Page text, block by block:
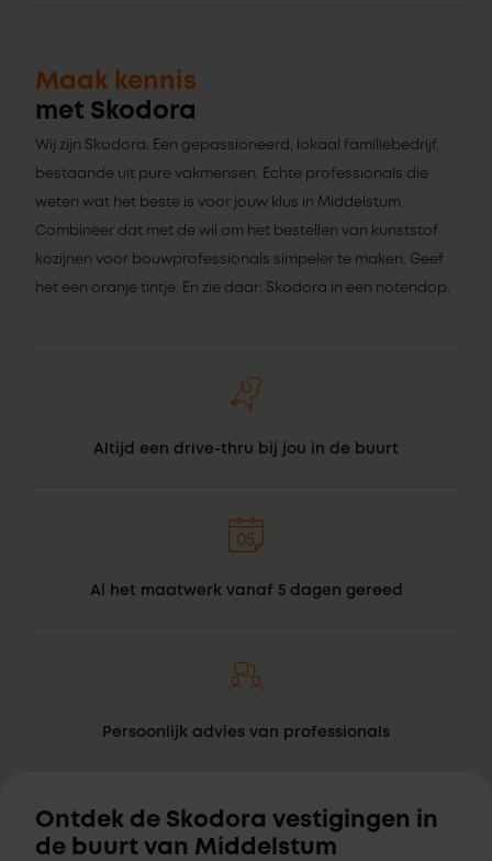
Maak kennis
met Skodora
Wij zijn Skodora. Een gepassioneerd, lokaal familiebedrijf,
bestaande uit pure vakmensen. Echte professionals die
weten wat het beste is voor jouw klus in Middelstum.
Combineer dat met de wil om het bestellen van kunststof
kozijnen voor bouwprofessionals simpeler te maken. Geef
het een oranje tintje. En zie daar: Skodora in een notendop.
Altijd een drive-thru bij jou in de buurt
Al het maatwerk vanaf 5 dagen gereed
Persoonlijk advies van professionals
Ontdek de Skodora vestigingen in
de buurt van Middelstum